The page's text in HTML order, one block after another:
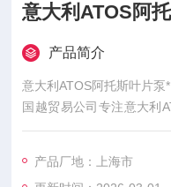
意大利ATOS阿
产品简介
意大利ATOS阿托斯叶片泵*
国越贸易公司专注意大利
式服务。所售产品都是意
选购。意大利ATOS阿托
产品厂地：上海市